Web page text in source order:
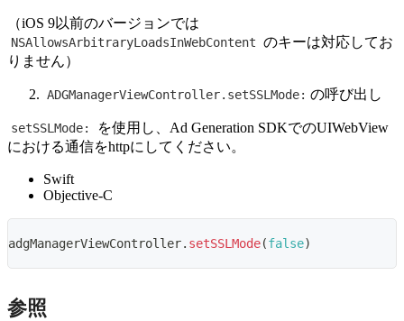
（iOS 9以前のバージョンでは
NSAllowsArbitraryLoadsInWebContent のキーは対応してお
りません）
ADGManagerViewController.setSSLMode: の呼び出し
setSSLMode:
を使用し、Ad Generation SDKでのUIWebView
における通信をhttpにしてください。
Swift
Objective-C
adgManagerViewController. setSSLMode(false)
参照